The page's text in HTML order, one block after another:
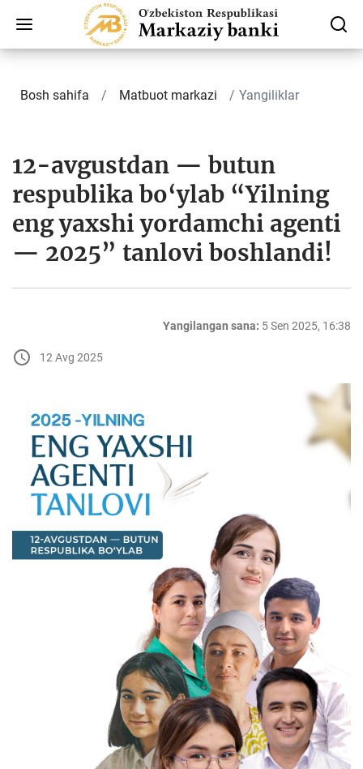
Bosh sahifa Matbuot markazi Yangiliklar
12-avgustdan — butun
respublika bo‘ylab “Yilning
eng yaxshi yordamchi agenti
— 2025” tanlovi boshlandi!
Yangilangan sana: 5 Sen 2025, 16:38
12 Avg 2025